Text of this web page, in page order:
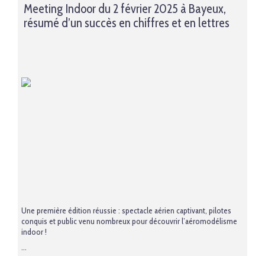
Meeting Indoor du 2 février 2025 à Bayeux,
résumé d’un succès en chiffres et en lettres
Une première édition réussie : spectacle aérien captivant, pilotes
conquis et public venu nombreux pour découvrir l’aéromodélisme
indoor !
...